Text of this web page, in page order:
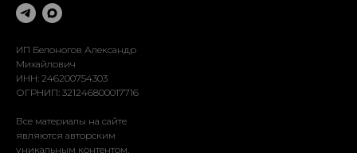
ИП Белоногов Александр
Михайлович
ИНН: 246200754303
ОГРНИП: 321246800017716
Все материалы на сайте
являются авторским
уникальным контентом.